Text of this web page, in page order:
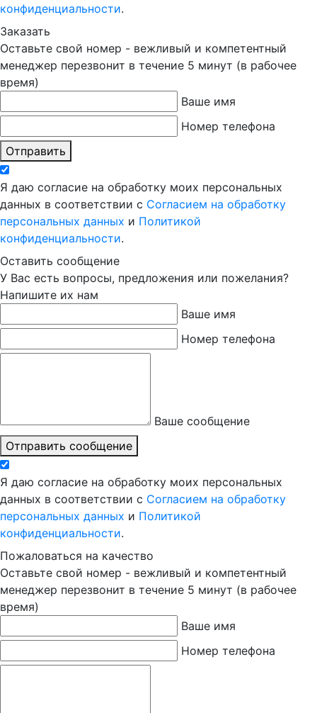
конфиденциальности.
Заказать
Оставьте свой номер - вежливый и компетентный
менеджер перезвонит в течение 5 минут (в рабочее
время)
Ваше имя
Номер телефона
Отправить
Я даю согласие на обработку моих персональных
данных в соответствии с Согласием на обработку
персональных данных и Политикой
конфиденциальности.
Оставить сообщение
У Вас есть вопросы, предложения или пожелания?
Напишите их нам
Ваше имя
Номер телефона
Ваше сообщение
Отправить сообщение
Я даю согласие на обработку моих персональных
данных в соответствии с Согласием на обработку
персональных данных и Политикой
конфиденциальности.
Пожаловаться на качество
Оставьте свой номер - вежливый и компетентный
менеджер перезвонит в течение 5 минут (в рабочее
время)
Ваше имя
Номер телефона